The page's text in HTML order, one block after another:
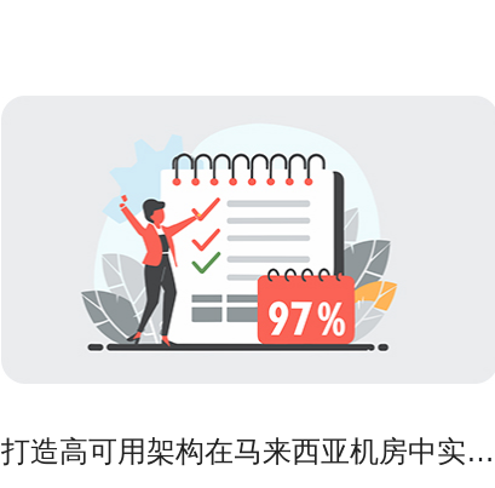
打造高可用架构在马来西亚机房中实现